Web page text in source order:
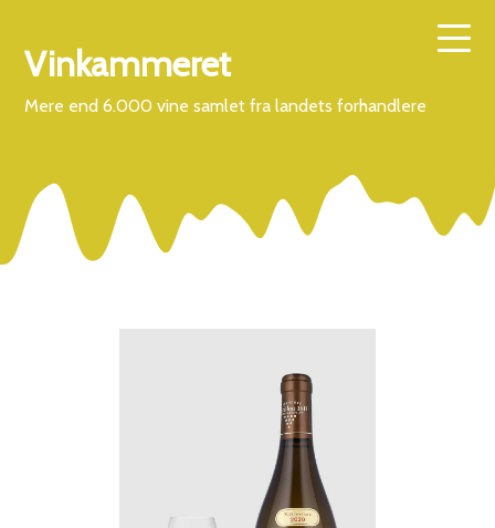
Vinkammeret
Mere end 6.000 vine samlet fra landets forhandlere